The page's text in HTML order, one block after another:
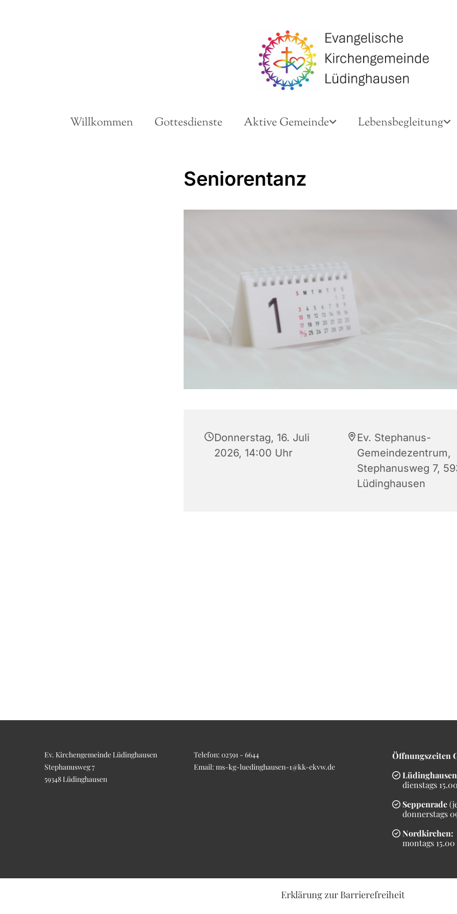
Willkommen Gottesdienste Aktive Gemeinde Lebensbegleitung
Seniorentanz
Donnerstag, 16. Juli
2026, 14:00 Uhr
Ev. Stephanus-
Gemeindezentrum,
Stephanusweg 7,
Lüdinghausen
Ev. Kirchengemeinde Lüdinghausen
Stephanusweg 7
59348 Lüdinghausen
Telefon: 02591 - 6644
Email: ms-kg-luedinghausen-1@kk-ekvw.de
Öffnungszeiten

dienstags
 Seppenrade
donnerstags
 Nordkirchen:
montags 15.00
Erklärung zur Barrierefreiheit